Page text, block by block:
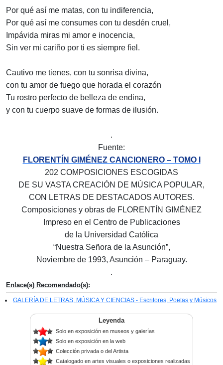
Por qué así me matas, con tu indiferencia,
Por qué así me consumes con tu desdén cruel,
Impávida miras mi amor e inocencia,
Sin ver mi cariño por ti es siempre fiel.
Cautivo me tienes, con tu sonrisa divina,
con tu amor de fuego que horada el corazón
Tu rostro perfecto de belleza de endina,
y con tu cuerpo suave de formas de ilusión.
.
Fuente:
FLORENTÍN GIMÉNEZ CANCIONERO – TOMO I
202 COMPOSICIONES ESCOGIDAS
DE SU VASTA CREACIÓN DE MÚSICA POPULAR,
CON LETRAS DE DESTACADOS AUTORES.
Composiciones y obras de FLORENTÍN GIMÉNEZ
Impreso en el Centro de Publicaciones
de la Universidad Católica
“Nuestra Señora de la Asunción”,
Noviembre de 1993, Asunción – Paraguay.
.
Enlace(s) Recomendado(s):
GALERÍA DE LETRAS, MÚSICA Y CIENCIAS - Escritores, Poetas y Músicos
Leyenda
Solo en exposición en museos y galerías
Solo en exposición en la web
Colección privada o del Artista
Catalogado en artes visuales o exposiciones realizadas